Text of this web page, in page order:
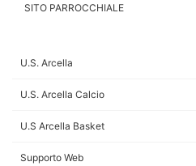
SITO PARROCCHIALE
U.S. Arcella
U.S. Arcella Calcio
U.S Arcella Basket
Supporto Web